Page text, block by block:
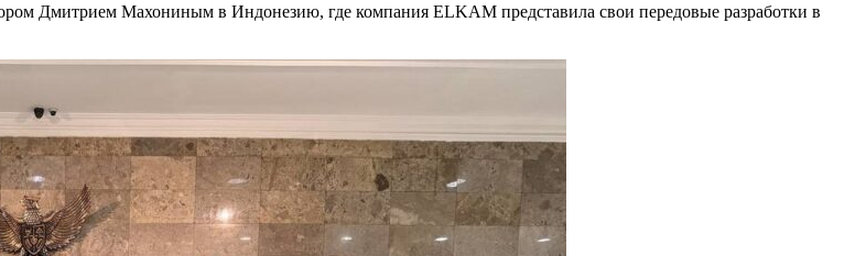
Дмитрием Махониным в Индонезию, где компания ELKAM представила свои передовые разработки в